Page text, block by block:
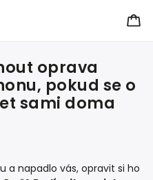
oprava
pokud se o
sami doma
a napadlo vás, opravit si ho